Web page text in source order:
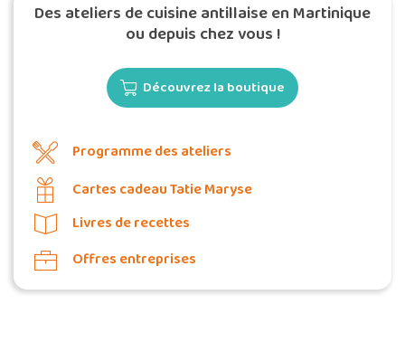
Des ateliers de cuisine antillaise en Martinique
ou depuis chez vous !
Découvrez la boutique
Programme des ateliers
Cartes cadeau Tatie Maryse
Livres de recettes
Offres entreprises